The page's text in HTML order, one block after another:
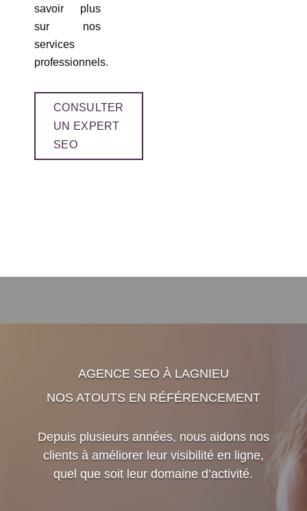
savoir plus
sur nos
services
professionnels.
CONSULTER
UN EXPERT
SEO
AGENCE SEO À LAGNIEU
NOS ATOUTS EN RÉFÉRENCEMENT
Depuis plusieurs années, nous aidons nos
clients à améliorer leur visibilité en ligne,
quel que soit leur domaine d’activité.